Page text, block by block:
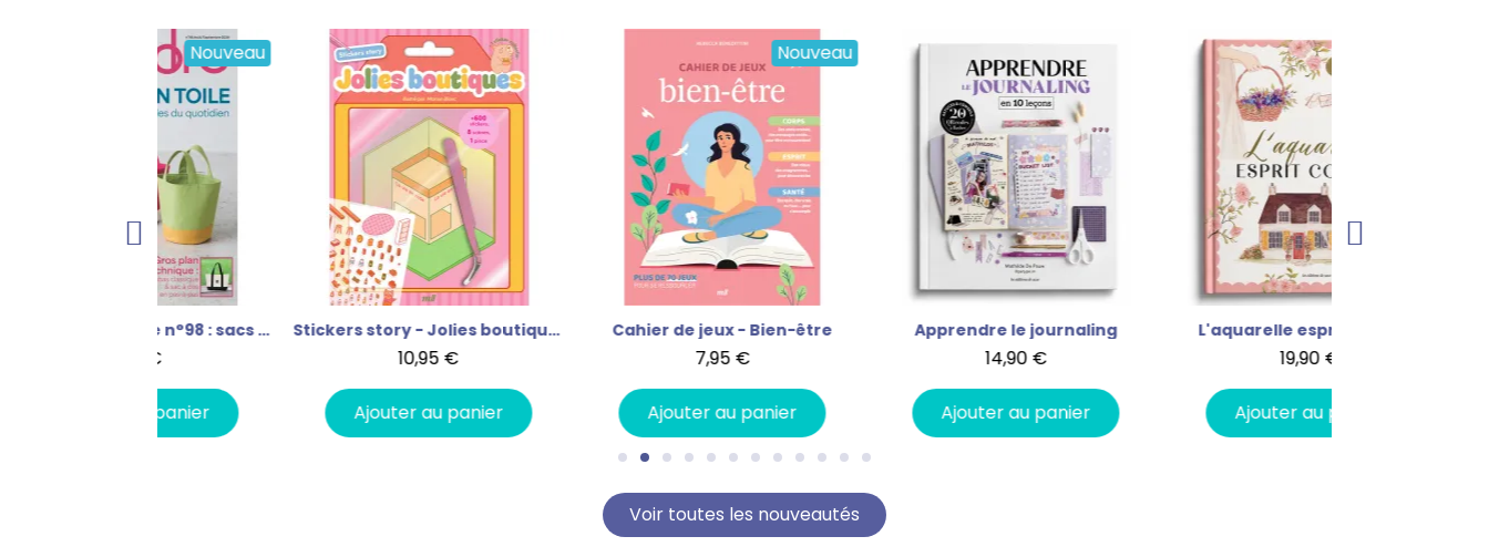
Stickers story - Jolies boutiques
Ajouter au panier
Nouveau
Cahier de jeux - Bien-être
Ajouter au panier
Apprendre le journaling
Ajouter au panier
L'aquarelle esprit cottage
Ajouter au panier
Voir toutes les nouveautés